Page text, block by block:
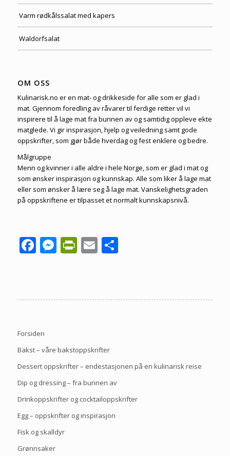
Varm rødkålssalat med kapers
Waldorfsalat
OM OSS
Kulinarisk.no er en mat- og drikkeside for alle som er glad i
mat. Gjennom foredling av råvarer til ferdige retter vil vi
inspirere til å lage mat fra bunnen av og samtidig oppleve ekte
matglede. Vi gir inspirasjon, hjelp og veiledning samt gode
oppskrifter, som gjør både hverdag og fest enklere og bedre.
Målgruppe
Menn og kvinner i alle aldre i hele Norge, som er glad i mat og
som ønsker inspirasjon og kunnskap. Alle som liker å lage mat
eller som ønsker å lære seg å lage mat. Vanskelighetsgraden
på oppskriftene er tilpasset et normalt kunnskapsnivå.
Facebook
Messenger
PrintFriendly
EmailShare
Forsiden
Bakst – våre bakstoppskrifter
Dessert oppskrifter – endestasjonen på en kulinarisk reise
Dip og dressing – fra bunnen av
Drinkoppskrifter og cocktailoppskrifter
Egg – oppskrifter og inspirasjon
Fisk og skalldyr
Grønnsaker